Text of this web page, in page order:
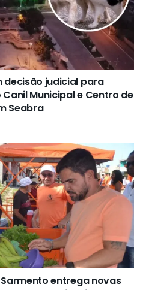
decisão judicial para
Municipal e Centro de
Seabra
entrega novas